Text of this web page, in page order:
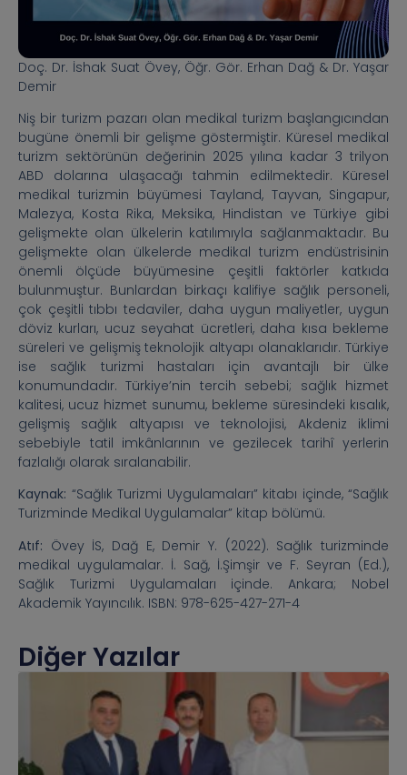
Doç. Dr. İshak Suat Övey, Öğr. Gör. Erhan Dağ & Dr. Yaşar
Demir
Niş bir turizm pazarı olan medikal turizm başlangıcından
bugüne önemli bir gelişme göstermiştir. Küresel medikal
turizm sektörünün değerinin 2025 yılına kadar 3 trilyon
ABD dolarına ulaşacağı tahmin edilmektedir. Küresel
medikal turizmin büyümesi Tayland, Tayvan, Singapur,
Malezya, Kosta Rika, Meksika, Hindistan ve Türkiye gibi
gelişmekte olan ülkelerin katılımıyla sağlanmaktadır. Bu
gelişmekte olan ülkelerde medikal turizm endüstrisinin
önemli ölçüde büyümesine çeşitli faktörler katkıda
bulunmuştur. Bunlardan birkaçı kalifiye sağlık personeli,
çok çeşitli tıbbı tedaviler, daha uygun maliyetler, uygun
döviz kurları, ucuz seyahat ücretleri, daha kısa bekleme
süreleri ve gelişmiş teknolojik altyapı olanaklarıdır. Türkiye
ise sağlık turizmi hastaları için avantajlı bir ülke
konumundadır. Türkiye’nin tercih sebebi; sağlık hizmet
kalitesi, ucuz hizmet sunumu, bekleme süresindeki kısalık,
gelişmiş sağlık altyapısı ve teknolojisi, Akdeniz iklimi
sebebiyle tatil imkânlarının ve gezilecek tarihî yerlerin
fazlalığı olarak sıralanabilir.
Kaynak: “Sağlık Turizmi Uygulamaları” kitabı içinde, “Sağlık
Turizminde Medikal Uygulamalar” kitap bölümü.
Atıf: Övey İS, Dağ E, Demir Y. (2022). Sağlık turizminde
medikal uygulamalar. İ. Sağ, İ.Şimşir ve F. Seyran (Ed.),
Sağlık Turizmi Uygulamaları içinde. Ankara; Nobel
Akademik Yayıncılık. ISBN: 978-625-427-271-4
Diğer Yazılar